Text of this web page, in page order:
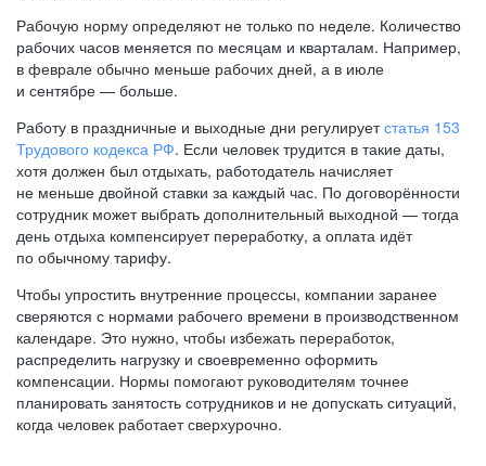
Рабочую норму определяют не только по неделе. Количество
рабочих часов меняется по месяцам и кварталам. Например,
в феврале обычно меньше рабочих дней, а в июле
и сентябре — больше.
Работу в праздничные и выходные дни регулируетстатья 153
Трудового кодекса РФ. Если человек трудится в такие даты,
хотя должен был отдыхать, работодатель начисляет
не меньше двойной ставки за каждый час. По договорённости
сотрудник может выбрать дополнительный выходной — тогда
день отдыха компенсирует переработку, а оплата идёт
по обычному тарифу.
Чтобы упростить внутренние процессы, компании заранее
сверяются с нормами рабочего времени в производственном
календаре. Это нужно, чтобы избежать переработок,
распределить нагрузку и своевременно оформить
компенсации. Нормы помогают руководителям точнее
планировать занятость сотрудников и не допускать ситуаций,
когда человек работает сверхурочно.